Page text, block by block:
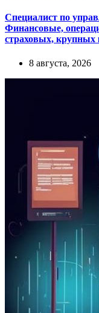
Специалист по
Финансовые,
страховых, крупных
8 августа, 2026